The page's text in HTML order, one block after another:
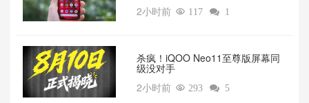
2小时前  117  1
杀疯！iQOO Neo11至尊版屏幕同
级没对手
2小时前  293  5